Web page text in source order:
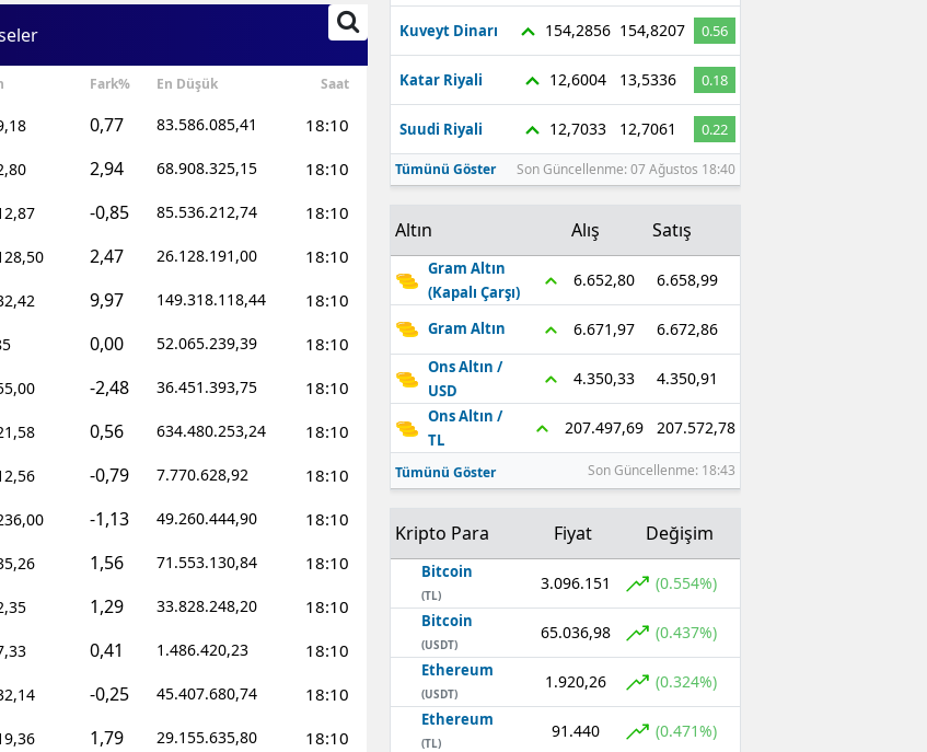
Fark% En Düşük Saat
0,77 83.586.085,41 18:10
2,94 68.908.325,15 18:10
-0,85 85.536.212,74 18:10
2,47 26.128.191,00 18:10
9,97 149.318.118,44 18:10
0,00 52.065.239,39 18:10
-2,48 36.451.393,75 18:10
0,56 634.480.253,24 18:10
-0,79 7.770.628,92 18:10
-1,13 49.260.444,90 18:10
1,56 71.553.130,84 18:10
1,29 33.828.248,20 18:10
0,41 1.486.420,23 18:10
-0,25 45.407.680,74 18:10
1,79 29.155.635,80 18:10
Kuveyt Dinarı 154,2856 154,8207 0.56
Katar Riyali 12,6004 13,5336 0.18
Suudi Riyali 12,7033 12,7061 0.22
Tümünü Göster Son Güncellenme: 07 Ağustos 18:40
Altın Alış Satış
Gram Altın
(Kapalı Çarşı)
6.652,80 6.658,99
Gram Altın 6.671,97 6.672,86
Ons Altın /
USD
4.350,33 4.350,91
Ons Altın /
TL
207.497,69 207.572,78
Tümünü Göster Son Güncellenme: 18:43
Kripto Para Fiyat Değişim
Bitcoin
(TL)
3.096.151 (0.554%)
Bitcoin
(USDT)
65.036,98 (0.437%)
Ethereum
(USDT)
1.920,26 (0.324%)
Ethereum
(TL)
91.440 (0.471%)